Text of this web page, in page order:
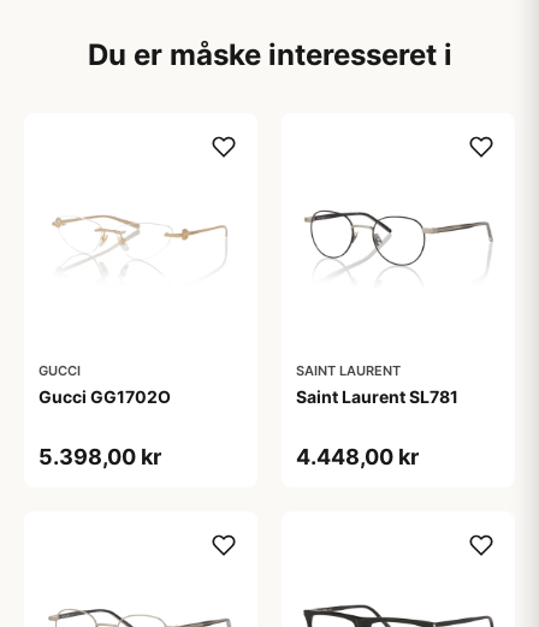
Du er måske interesseret i
GUCCI
Gucci GG1702O
5.398,00 kr
SAINT LAURENT
Saint Laurent SL781
4.448,00 kr